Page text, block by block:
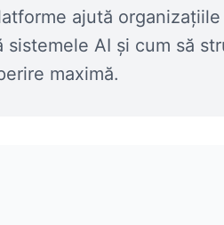
ajută
sistemele AI și cum să
maximă.